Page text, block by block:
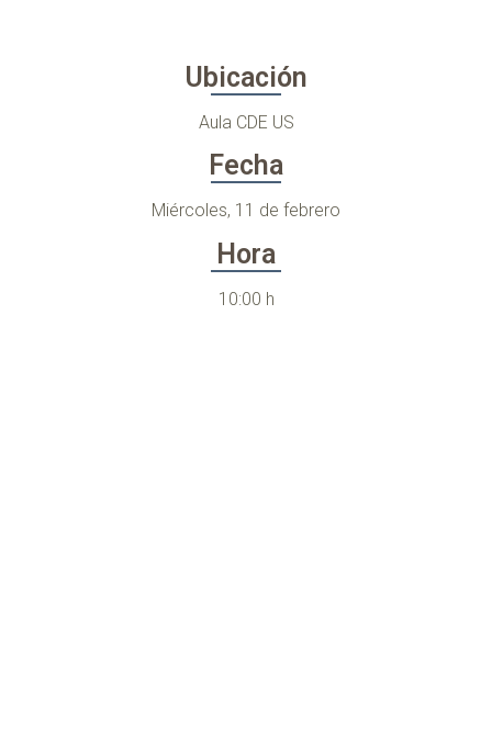
Ubicación
Aula CDE US
Fecha
Miércoles, 11 de febrero
Hora
10:00 h